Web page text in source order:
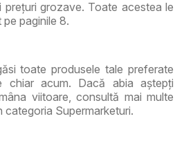
grozave. Toate acestea le
paginile 8.
toate produsele tale preferate
chiar acum. Dacă abia aștepți
viitoare, consultă mai multe
categoria Supermarketuri.